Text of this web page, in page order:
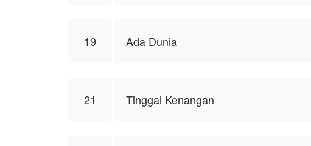
19 Ada Dunia
21 Tinggal Kenangan